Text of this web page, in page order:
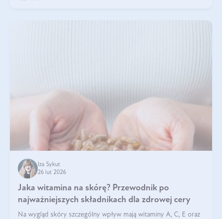
Iza Sykut
26 lut 2026
Jaka witamina na skórę? Przewodnik po
najważniejszych składnikach dla zdrowej cery
Na wygląd skóry szczególny wpływ mają witaminy A, C, E oraz